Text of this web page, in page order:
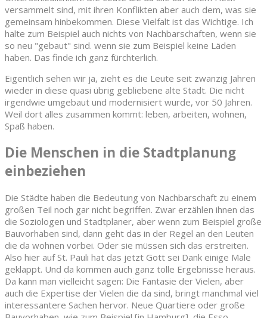
versammelt sind, mit ihren Konflikten aber auch dem, was sie
gemeinsam hinbekommen. Diese Vielfalt ist das Wichtige. Ich
halte zum Beispiel auch nichts von Nachbarschaften, wenn sie
so neu "gebaut" sind. wenn sie zum Beispiel keine Läden
haben. Das finde ich ganz fürchterlich.
Eigentlich sehen wir ja, zieht es die Leute seit zwanzig Jahren
wieder in diese quasi übrig gebliebene alte Stadt. Die nicht
irgendwie umgebaut und modernisiert wurde, vor 50 Jahren.
Weil dort alles zusammen kommt: leben, arbeiten, wohnen,
Spaß haben.
Die Menschen in die Stadtplanung
einbeziehen
Die Städte haben die Bedeutung von Nachbarschaft zu einem
großen Teil noch gar nicht begriffen. Zwar erzählen ihnen das
die Soziologen und Stadtplaner, aber wenn zum Beispiel große
Bauvorhaben sind, dann geht das in der Regel an den Leuten
die da wohnen vorbei. Oder sie müssen sich das erstreiten.
Also hier auf St. Pauli hat das jetzt Gott sei Dank einige Male
geklappt. Und da kommen auch ganz tolle Ergebnisse heraus.
Da kann man vielleicht sagen: Die Fantasie der Vielen, aber
auch die Expertise der Vielen die da sind, bringt manchmal viel
interessantere Sachen hervor. Neue Quartiere oder große